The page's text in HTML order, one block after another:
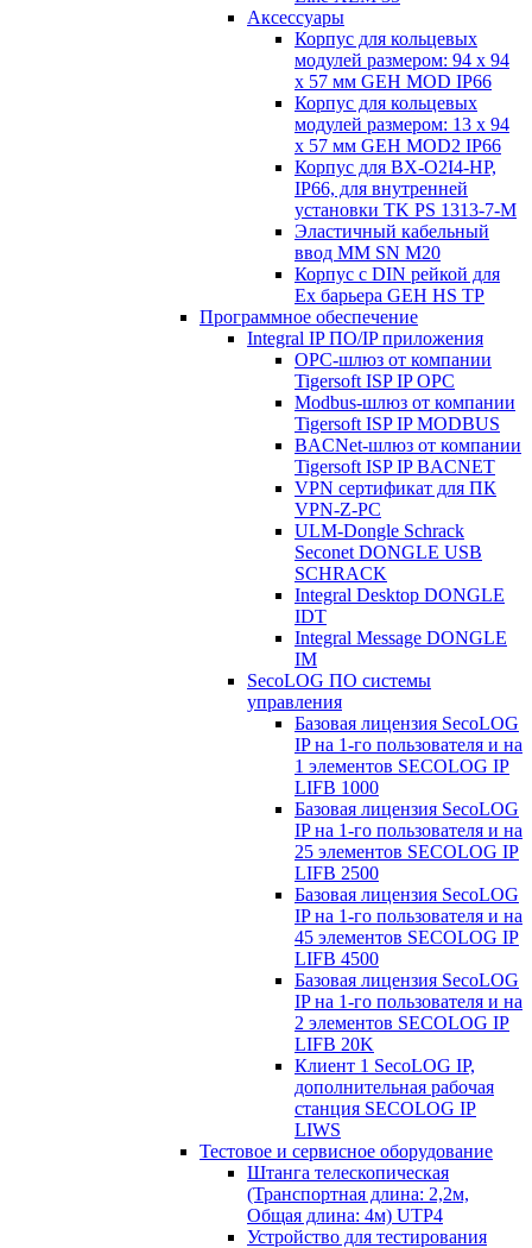
Аксессуары
Корпус для кольцевых
модулей размером: 94 x 94
x 57 мм GEH MOD IP66
Корпус для кольцевых
модулей размером: 13 x 94
x 57 мм GEH MOD2 IP66
Корпус для BX-O2I4-HP,
IP66, для внутренней
установки TK PS 1313-7-M
Эластичный кабельный
ввод MM SN M20
Корпус с DIN рейкой для
Ex барьера GEH HS TP
Программное обеспечение
Integral IP ПО/IP приложения
OPC-шлюз от компании
Tigersoft ISP IP OPC
Modbus-шлюз от компании
Tigersoft ISP IP MODBUS
BACNet-шлюз от компании
Tigersoft ISP IP BACNET
VPN сертификат для ПК
VPN-Z-PC
ULM-Dongle Schrack
Seconet DONGLE USB
SCHRACK
Integral Desktop DONGLE
IDT
Integral Message DONGLE
IM
SecoLOG ПО системы
управления
Базовая лицензия SecoLOG
IP на 1-го пользователя и на
1 элементов SECOLOG IP
LIFB 1000
Базовая лицензия SecoLOG
IP на 1-го пользователя и на
25 элементов SECOLOG IP
LIFB 2500
Базовая лицензия SecoLOG
IP на 1-го пользователя и на
45 элементов SECOLOG IP
LIFB 4500
Базовая лицензия SecoLOG
IP на 1-го пользователя и на
2 элементов SECOLOG IP
LIFB 20K
Клиент 1 SecoLOG IP,
дополнительная рабочая
станция SECOLOG IP
LIWS
Тестовое и сервисное оборудование
Штанга телескопическая
(Транспортная длина: 2,2м,
Общая длина: 4м) UTP4
Устройство для тестирования